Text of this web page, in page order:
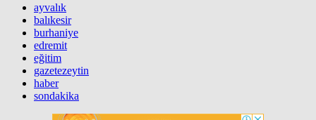
ayvalık
balıkesir
burhaniye
edremit
eğitim
gazetezeytin
haber
sondakika